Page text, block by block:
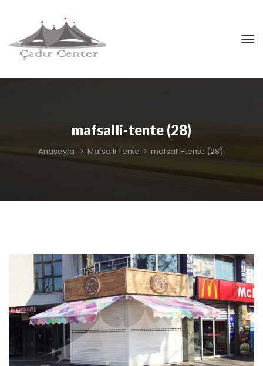
mafsalli-tente (28)
Anasayfa > Mafsallı Tente > mafsalli-tente (28)